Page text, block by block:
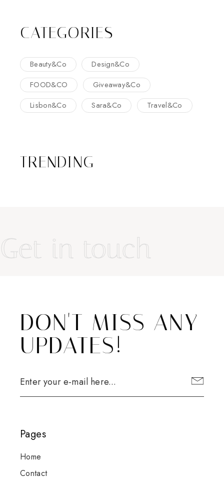
CATEGORIES
Beauty&Co
Design&Co
FOOD&CO
Giveaway&Co
Lisbon&Co
Sara&Co Travel&Co
TRENDING
Get in touch
DON'T MISS ANY
UPDATES!
Pages
Home
Contact